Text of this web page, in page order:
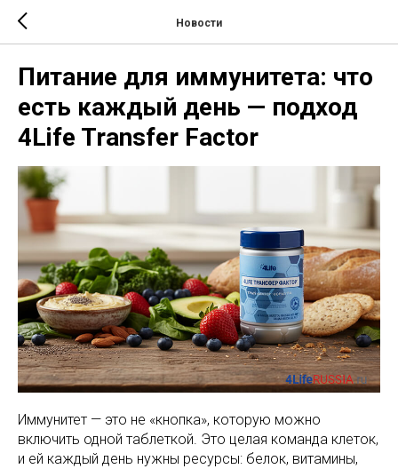
Новости
Питание для иммунитета: что
есть каждый день — подход
4Life Transfer Factor
Иммунитет — это не «кнопка», которую можно
включить одной таблеткой. Это целая команда клеток,
и ей каждый день нужны ресурсы: белок, витамины,